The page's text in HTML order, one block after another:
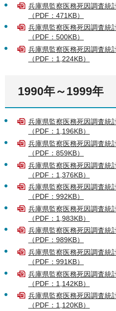
兵庫県監察医務死因調査統
（PDF：471KB）
兵庫県監察医務死因調査統
（PDF：500KB）
兵庫県監察医務死因調査統
（PDF：1,224KB）
1990年～1999年
兵庫県監察医務死因調査統
（PDF：1,196KB）
兵庫県監察医務死因調査統
（PDF：859KB）
兵庫県監察医務死因調査統
（PDF：1,376KB）
兵庫県監察医務死因調査統
（PDF：992KB）
兵庫県監察医務死因調査統
（PDF：1,983KB）
兵庫県監察医務死因調査統
（PDF：989KB）
兵庫県監察医務死因調査統
（PDF：991KB）
兵庫県監察医務死因調査統
（PDF：1,142KB）
兵庫県監察医務死因調査統
（PDF：1,120KB）